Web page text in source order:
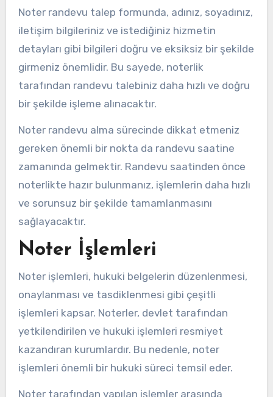
Noter randevu talep formunda, adınız, soyadınız,
iletişim bilgileriniz ve istediğiniz hizmetin
detayları gibi bilgileri doğru ve eksiksiz bir şekilde
girmeniz önemlidir. Bu sayede, noterlik
tarafından randevu talebiniz daha hızlı ve doğru
bir şekilde işleme alınacaktır.
Noter randevu alma sürecinde dikkat etmeniz
gereken önemli bir nokta da randevu saatine
zamanında gelmektir. Randevu saatinden önce
noterlikte hazır bulunmanız, işlemlerin daha hızlı
ve sorunsuz bir şekilde tamamlanmasını
sağlayacaktır.
Noter İşlemleri
Noter işlemleri, hukuki belgelerin düzenlenmesi,
onaylanması ve tasdiklenmesi gibi çeşitli
işlemleri kapsar. Noterler, devlet tarafından
yetkilendirilen ve hukuki işlemleri resmiyet
kazandıran kurumlardır. Bu nedenle, noter
işlemleri önemli bir hukuki süreci temsil eder.
Noter tarafından yapılan işlemler arasında